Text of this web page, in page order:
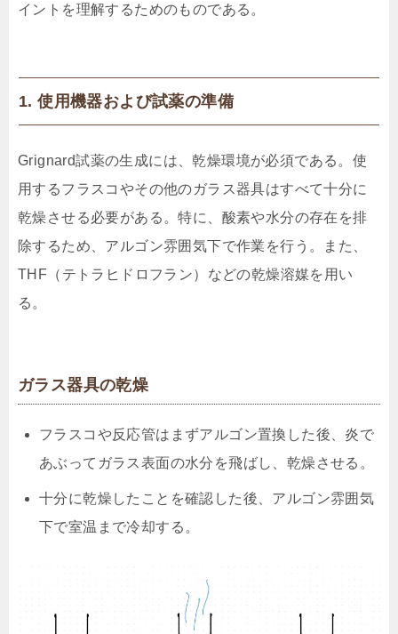
イントを理解するためのものである。
1. 使用機器および試薬の準備
Grignard試薬の生成には、乾燥環境が必須である。使
用するフラスコやその他のガラス器具はすべて十分に
乾燥させる必要がある。特に、酸素や水分の存在を排
除するため、アルゴン雰囲気下で作業を行う。また、
THF（テトラヒドロフラン）などの乾燥溶媒を用い
る。
ガラス器具の乾燥
フラスコや反応管はまずアルゴン置換した後、炎で
あぶってガラス表面の水分を飛ばし、乾燥させる。
十分に乾燥したことを確認した後、アルゴン雰囲気
下で室温まで冷却する。